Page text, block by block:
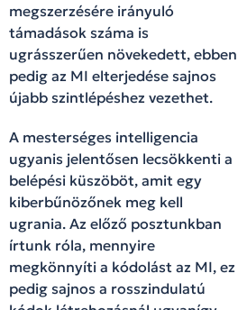
megszerzésére irányuló
támadások száma is
ugrásszerűen növekedett, ebben
pedig az MI elterjedése sajnos
újabb szintlépéshez vezethet.
A mesterséges intelligencia
ugyanis jelentősen lecsökkenti a
belépési küszöböt, amit egy
kiberbűnözőnek meg kell
ugrania. Az előző posztunkban
írtunk róla, mennyire
megkönnyíti a kódolást az MI, ez
pedig sajnos a rosszindulatú